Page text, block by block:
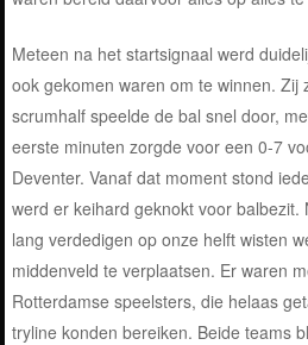
Meteen na het startsignaal werd
ook gekomen waren om te winnen. Zij
scrumhalf speelde de bal snel door,
eerste minuten zorgde voor een 0-7
Deventer. Vanaf dat moment stond
werd er keihard geknokt voor
lang verdedigen op onze helft wisten
middenveld te verplaatsen. Er waren
Rotterdamse speelsters, die helaas
tryline konden bereiken. Beide teams